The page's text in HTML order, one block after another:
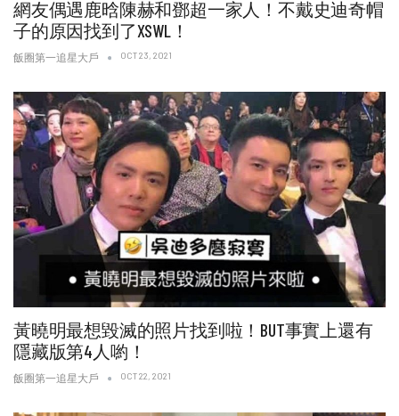
網友偶遇鹿晗陳赫和鄧超一家人！不戴史迪奇帽
子的原因找到了XSWL！
飯圈第一追星大戶 OCT 23, 2021
黃曉明最想毀滅的照片找到啦！BUT事實上還有
隱藏版第4人喲！
飯圈第一追星大戶 OCT 22, 2021